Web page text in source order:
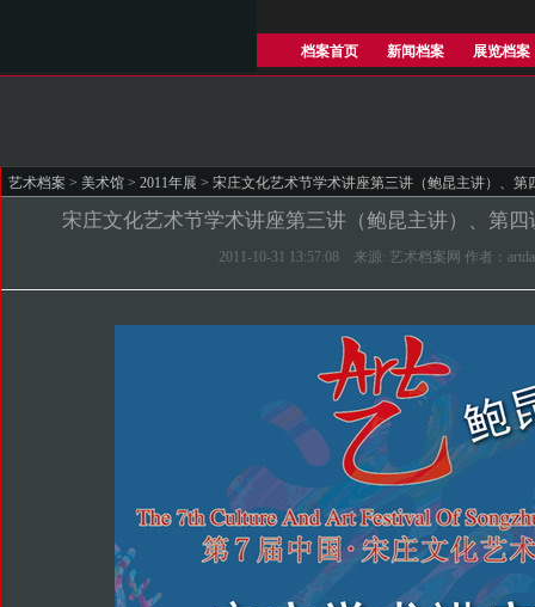
档案首页 新闻档案 展览档案
艺术档案 > 美术馆 > 2011年展 > 宋庄文化艺术节学术讲座第三讲（鲍昆主讲）、第
宋庄文化艺术节学术讲座第三讲（鲍昆主讲）、第
2011-10-31 13:57:08 来源: 艺术档案网 作者：artda